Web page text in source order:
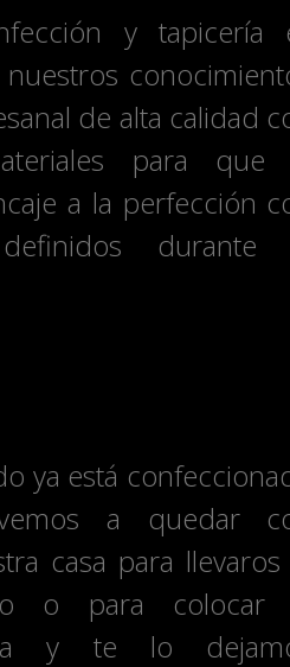
y tapicería
de alta calidad
para que
a la perfección
durante
ya está
a quedar
casa para llevaros
o para colocar
y te lo